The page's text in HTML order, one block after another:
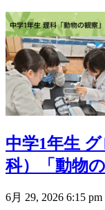
中学1年生
科）「動物の
6月 29, 2026 6:15 pm